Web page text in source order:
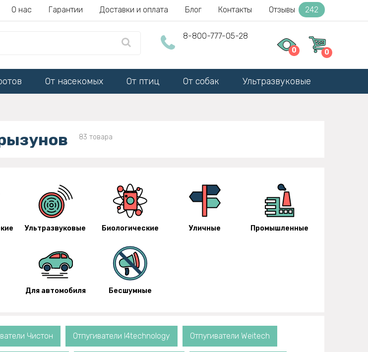
О нас Гарантии Доставки и оплата Блог Контакты Отзывы 242
8-800-777-05-28
0 0
От насекомых От птиц От собак Ультразвуковые
83 товара
Ультразвуковые Биологические Уличные Промышленные
Для автомобиля Бесшумные
Чистон Отпугиватели I4technology Отпугиватели Weitech